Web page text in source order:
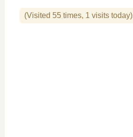
(Visited 55 times, 1 visits today)